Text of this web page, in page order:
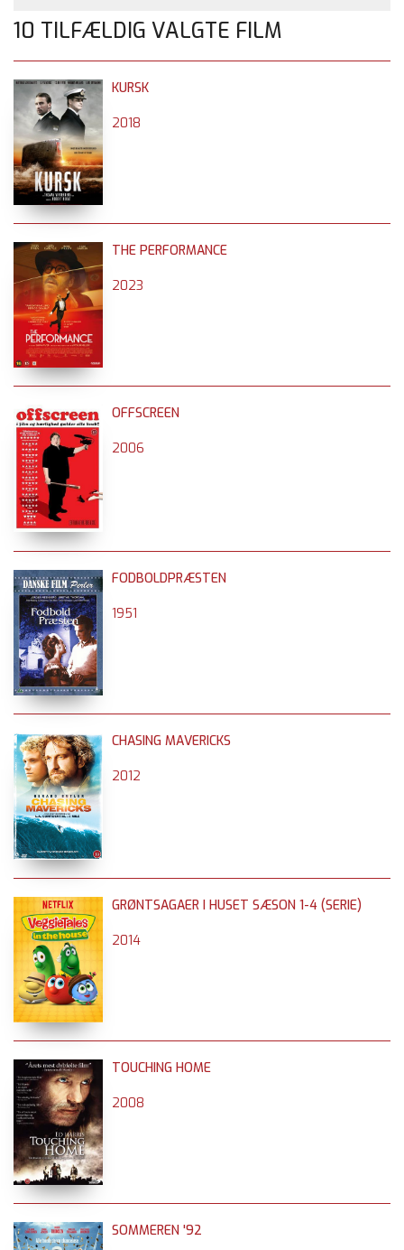
10 TILFÆLDIG VALGTE FILM
KURSK
2018
THE PERFORMANCE
2023
OFFSCREEN
2006
FODBOLDPRÆSTEN
1951
CHASING MAVERICKS
2012
GRØNTSAGAER I HUSET SÆSON 1-4 (SERIE)
2014
TOUCHING HOME
2008
SOMMEREN '92